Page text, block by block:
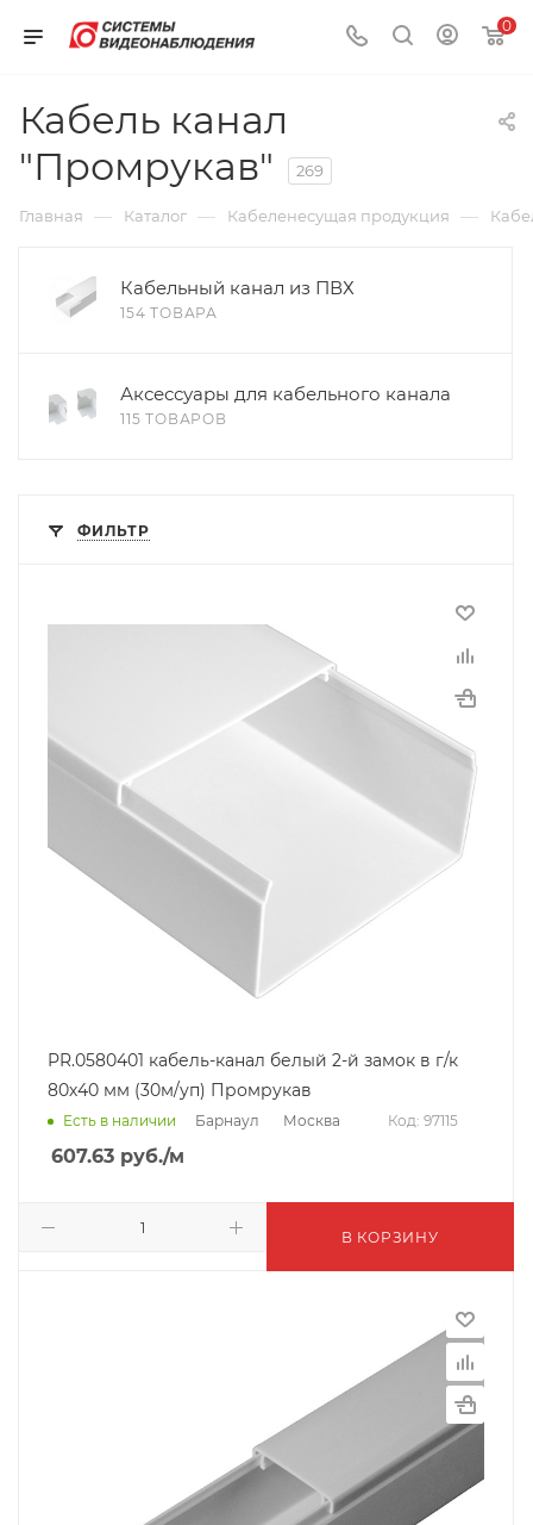
0
Кабель канал
"Промрукав"
269
Главная — Каталог — Кабеленесущая продукция —
Кабельный канал из ПВХ
154 ТОВАРА
Аксессуары для кабельного канала
115 ТОВАРОВ
ФИЛЬТР
PR.0580401 кабель-канал белый 2-й замок в г/к
80х40 мм (30м/уп) Промрукав
Есть в наличии Барнаул Москва Код: 97115
607.63 руб./м
В КОРЗИНУ